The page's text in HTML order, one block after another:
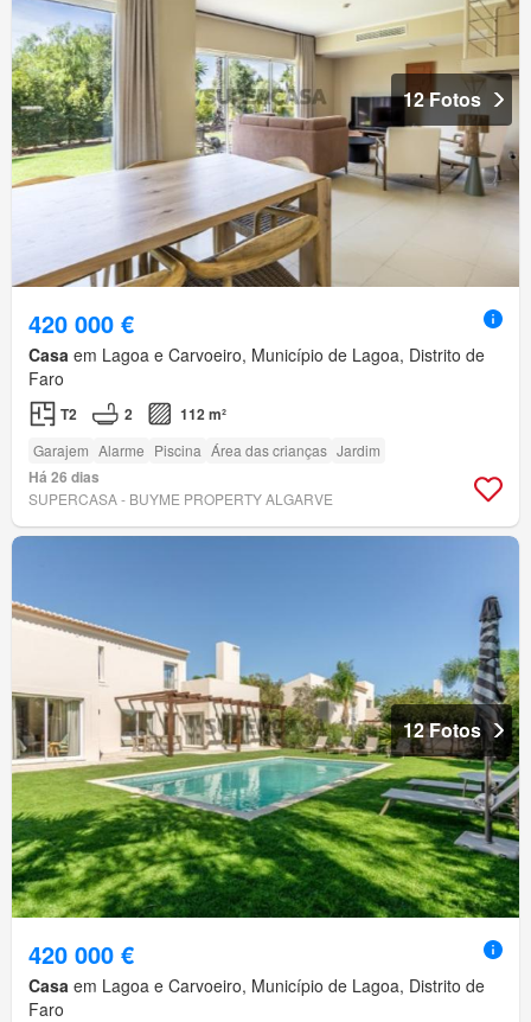
12 Fotos
420 000 €
Casa em Lagoa e Carvoeiro, Município de Lagoa, Distrito de
Faro
T2 2 112 m²
Garajem Alarme Piscina Área das crianças Jardim
Há 26 dias
SUPERCASA - BUYME PROPERTY ALGARVE
12 Fotos
420 000 €
Casa em Lagoa e Carvoeiro, Município de Lagoa, Distrito de
Faro